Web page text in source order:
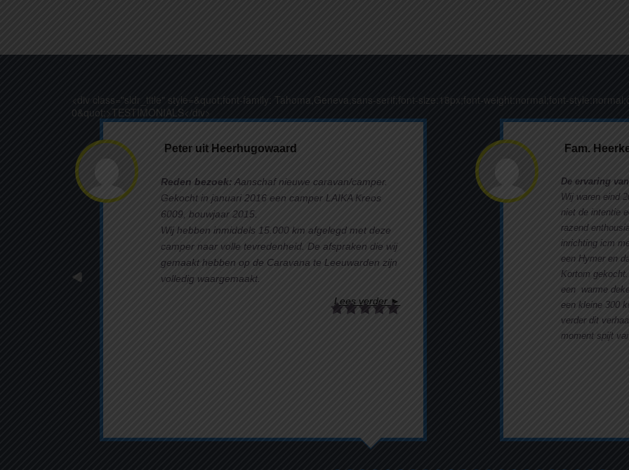
<div class="sldr_title" style=&quot;font-family: Tahoma,Geneva,sans-serif;font-size:18px;font-weight:normal;font-
0&quot;>TESTIMONIALS</div>
Peter uit Heerhugowaard
Reden bezoek: Aanschaf nieuwe caravan/camper.
Gekocht in januari 2016 een camper LAIKA Kreos
6009, bouwjaar 2015.
Wij hebben inmiddels 15.000 km afgelegd met deze
camper naar volle tevredenheid. De afspraken die wij
gemaakt hebben op de Caravana te Leeuwarden zijn
volledig waargemaakt.
Lees verder ►
Fam.
De ervaring
Wij waren eind
niet de intentie
razend
inrichting icm
een Hymer en
Kortom
een warme
een kleine 300
verder dit
moment spijt